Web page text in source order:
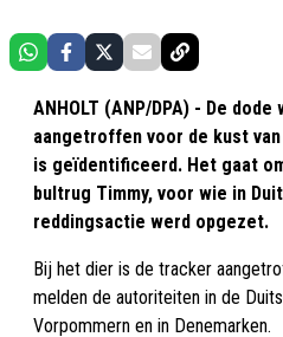
ANHOLT (ANP/DPA) - De
aangetroffen voor de kust
is geïdentificeerd. Het gaat
bultrug Timmy, voor wie in
reddingsactie werd opgezet.
Bij het dier is de tracker
melden de autoriteiten in de
Vorpommern en in Denemarken.